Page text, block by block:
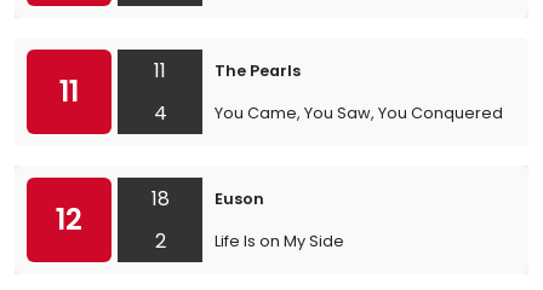
11
11
4
The Pearls
You Came, You Saw, You Conquered
12
18
2
Euson
Life Is on My Side